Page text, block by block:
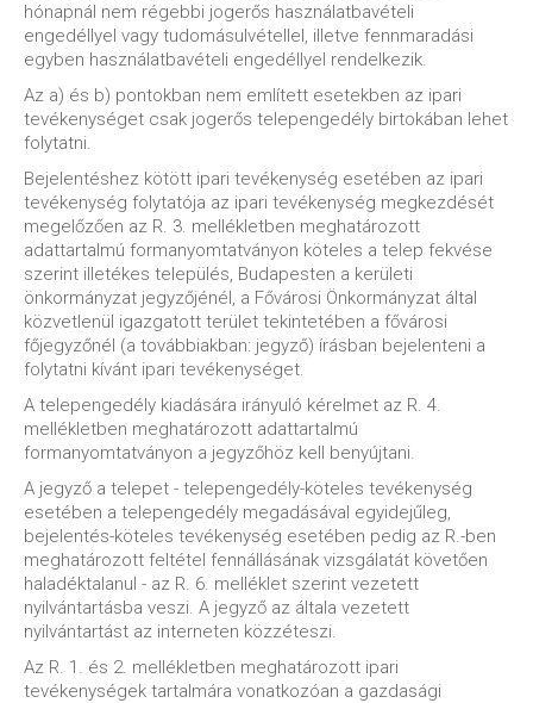
hónapnál nem régebbi jogerős használatbavételi
engedéllyel vagy tudomásulvétellel, illetve fennmaradási
egyben használatbavételi engedéllyel rendelkezik.
Az a) és b) pontokban nem említett esetekben az ipari
tevékenységet csak jogerős telepengedély birtokában lehet
folytatni.
Bejelentéshez kötött ipari tevékenység esetében az ipari
tevékenység folytatója az ipari tevékenység megkezdését
megelőzően az R. 3. mellékletben meghatározott
adattartalmú formanyomtatványon köteles a telep fekvése
szerint illetékes település, Budapesten a kerületi
önkormányzat jegyzőjénél, a Fővárosi Önkormányzat által
közvetlenül igazgatott terület tekintetében a fővárosi
főjegyzőnél (a továbbiakban: jegyző) írásban bejelenteni a
folytatni kívánt ipari tevékenységet.
A telepengedély kiadására irányuló kérelmet az R. 4.
mellékletben meghatározott adattartalmú
formanyomtatványon a jegyzőhöz kell benyújtani.
A jegyző a telepet - telepengedély-köteles tevékenység
esetében a telepengedély megadásával egyidejűleg,
bejelentés-köteles tevékenység esetében pedig az R.-ben
meghatározott feltétel fennállásának vizsgálatát követően
haladéktalanul - az R. 6. melléklet szerint vezetett
nyilvántartásba veszi. A jegyző az általa vezetett
nyilvántartást az interneten közzéteszi.
Az R. 1. és 2. mellékletben meghatározott ipari
tevékenységek tartalmára vonatkozóan a gazdasági